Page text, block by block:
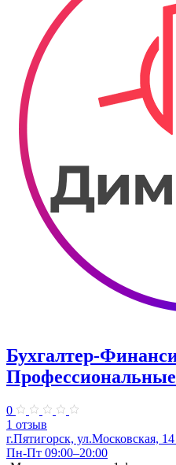
Бухгалтер-
0
1 отзыв
г.Пятигорск, ул.Московская, 14
Пн-Пт 09:00–20:00